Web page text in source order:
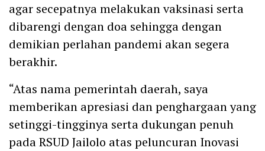
agar secepatnya melakukan vaksinasi serta
dibarengi dengan doa sehingga dengan
demikian perlahan pandemi akan segera
berakhir.
“Atas nama pemerintah daerah, saya
memberikan apresiasi dan penghargaan yang
setinggi-tingginya serta dukungan penuh
pada RSUD Jailolo atas peluncuran Inovasi